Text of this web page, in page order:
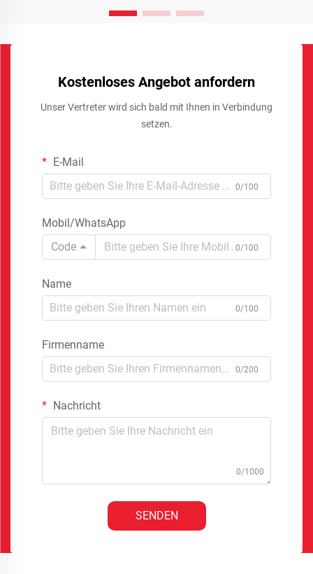
Kostenloses Angebot anfordern
Unser Vertreter wird sich bald mit Ihnen in Verbindung
setzen.
E-Mail
0/100
Mobil/WhatsApp
Code
0/100
Name
0/100
Firmenname
0/200
Nachricht
0/1000
SENDEN